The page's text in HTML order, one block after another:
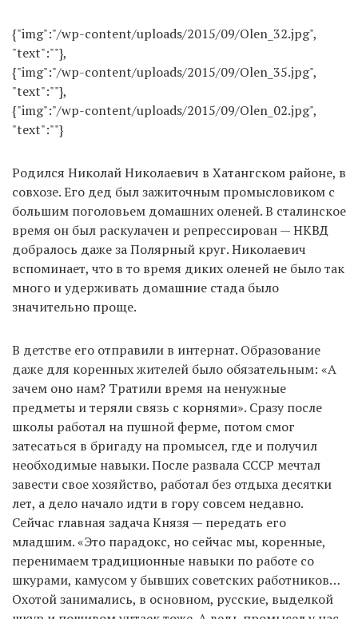
{"img":"/wp-content/uploads/2015/09/Olen_32.jpg",
"text":""},
{"img":"/wp-content/uploads/2015/09/Olen_35.jpg",
"text":""},
{"img":"/wp-content/uploads/2015/09/Olen_02.jpg",
"text":""}
Родился Николай Николаевич в Хатангском районе, в
совхозе. Его дед был зажиточным промысловиком с
большим поголовьем домашних оленей. В сталинское
время он был раскулачен и репрессирован — НКВД
добралось даже за Полярный круг. Николаевич
вспоминает, что в то время диких оленей не было так
много и удерживать домашние стада было
значительно проще.
В детстве его отправили в интернат. Образование
даже для коренных жителей было обязательным: «А
зачем оно нам? Тратили время на ненужные
предметы и теряли связь с корнями». Сразу после
школы работал на пушной ферме, потом смог
затесаться в бригаду на промысел, где и получил
необходимые навыки. После развала СССР мечтал
завести свое хозяйство, работал без отдыха десятки
лет, а дело начало идти в гору совсем недавно.
Сейчас главная задача Князя — передать его
младшим. «Это парадокс, но сейчас мы, коренные,
перенимаем традиционные навыки по работе со
шкурами, камусом у бывших советских работников…
Охотой занимались, в основном, русские, выделкой